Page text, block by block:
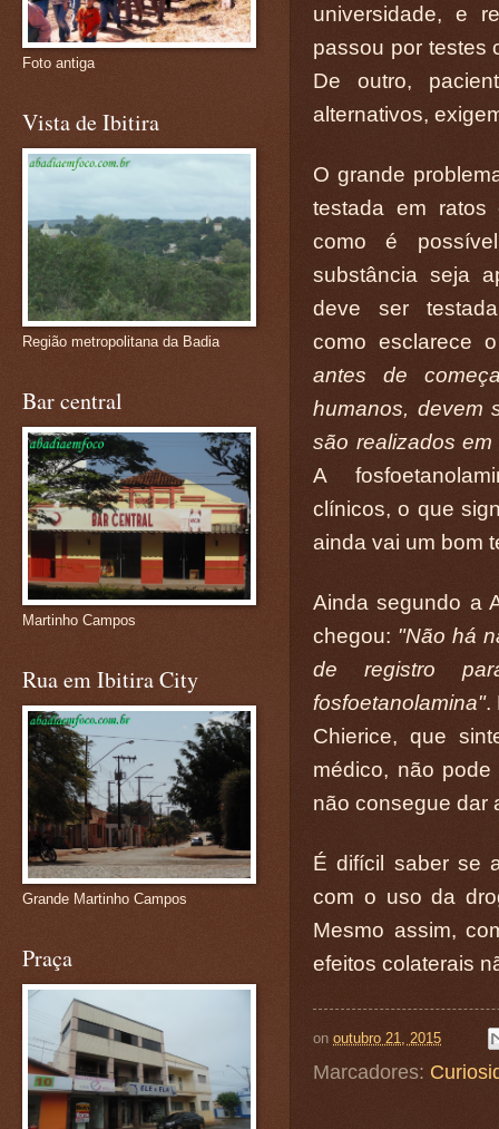
universidade, e
passou por testes
De outro,
alternativos,
O grande
testada em ratos
como é
substância seja
deve ser
como esclarece
antes de
humanos, devem
são realizados
A
clínicos, o que
ainda vai um bom
Ainda segundo a
chegou: "Não há
de registro
fosfoetanolamina".
Chierice, que
médico, não
não consegue dar
É difícil saber se
com o uso da
Mesmo assim,
efeitos colaterais
on outubro 21, 2015
Marcadores:
Foto antiga
Vista de Ibitira
Região metropolitana da Badia
Bar central
Martinho Campos
Rua em Ibitira City
Grande Martinho Campos
Praça